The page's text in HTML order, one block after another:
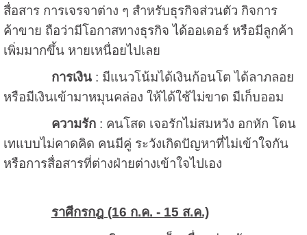
สื่อสาร การเจรจาต่าง ๆ สำหรับธุรกิจส่วนตัว กิจการ
ค้าขาย ถือว่ามีโอกาสทางธุรกิจ ได้ออเดอร์ หรือมีลูกค้า
เพิ่มมากขึ้น หายเหนื่อยไปเลย
การเงิน: มีแนวโน้มได้เงินก้อนโต ได้ลาภลอย
หรือมีเงินเข้ามาหมุนคล่อง ให้ได้ใช้ไม่ขาด มีเก็บออม
ความรัก: คนโสด เจอรักไม่สมหวัง อกหัก โดน
เทแบบไม่คาดคิด คนมีคู่ ระวังเกิดปัญหาที่ไม่เข้าใจกัน
หรือการสื่อสารที่ต่างฝ่ายต่างเข้าใจไปเอง
ราศีกรกฎ (16 ก.ค. - 15 ส.ค.)